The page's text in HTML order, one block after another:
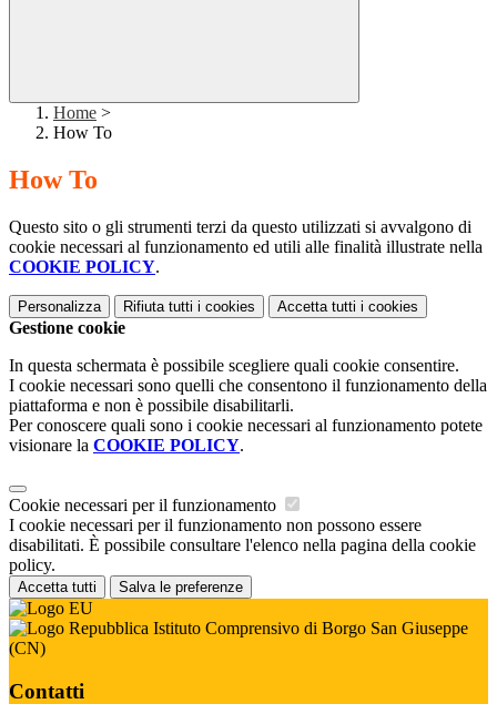
Home >
How To
How To
Questo sito o gli strumenti terzi da questo utilizzati si avvalgono di
cookie necessari al funzionamento ed utili alle finalità illustrate nella
COOKIE POLICY.
Personalizza Rifiuta tutti i cookies Accetta tutti i cookies
Gestione cookie
In questa schermata è possibile scegliere quali cookie consentire.
I cookie necessari sono quelli che consentono il funzionamento della
piattaforma e non è possibile disabilitarli.
Per conoscere quali sono i cookie necessari al funzionamento potete
visionare la COOKIE POLICY.
Cookie necessari per il funzionamento
I cookie necessari per il funzionamento non possono essere
disabilitati. È possibile consultare l'elenco nella pagina della cookie
policy.
Accetta tutti Salva le preferenze
Istituto Comprensivo di Borgo San Giuseppe
(CN)
Contatti